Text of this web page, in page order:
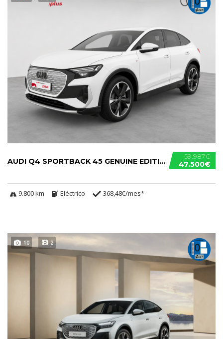
59.987€
47.500€
AUDI Q4 SPORTBACK 45 GENUINE EDITION E-TRON
9.800 km Eléctrico 368,48€/mes*
10 2